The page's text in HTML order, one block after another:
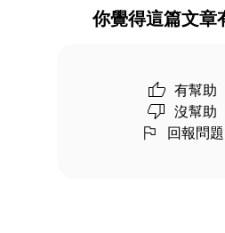
你覺得這篇文章
有幫助
沒幫助
回報問題